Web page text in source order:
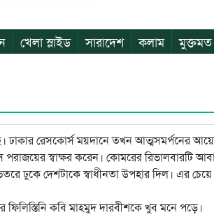
খেলা স্লাইড সারাদেশ কলাম মুক্তমত
ঢাকার রেসকোর্স ময়দানে তখন আত্মসমর্পনের
পরাজয়ের স্বাক্ষর করেন। কোমরের রিভালবারটি
ঢুকে দেশটাকে স্বাধীনতা উপহার দিল। এর চেয়ে
কবি মাহমুদ দারবীশকে খুব মনে পড়ে।